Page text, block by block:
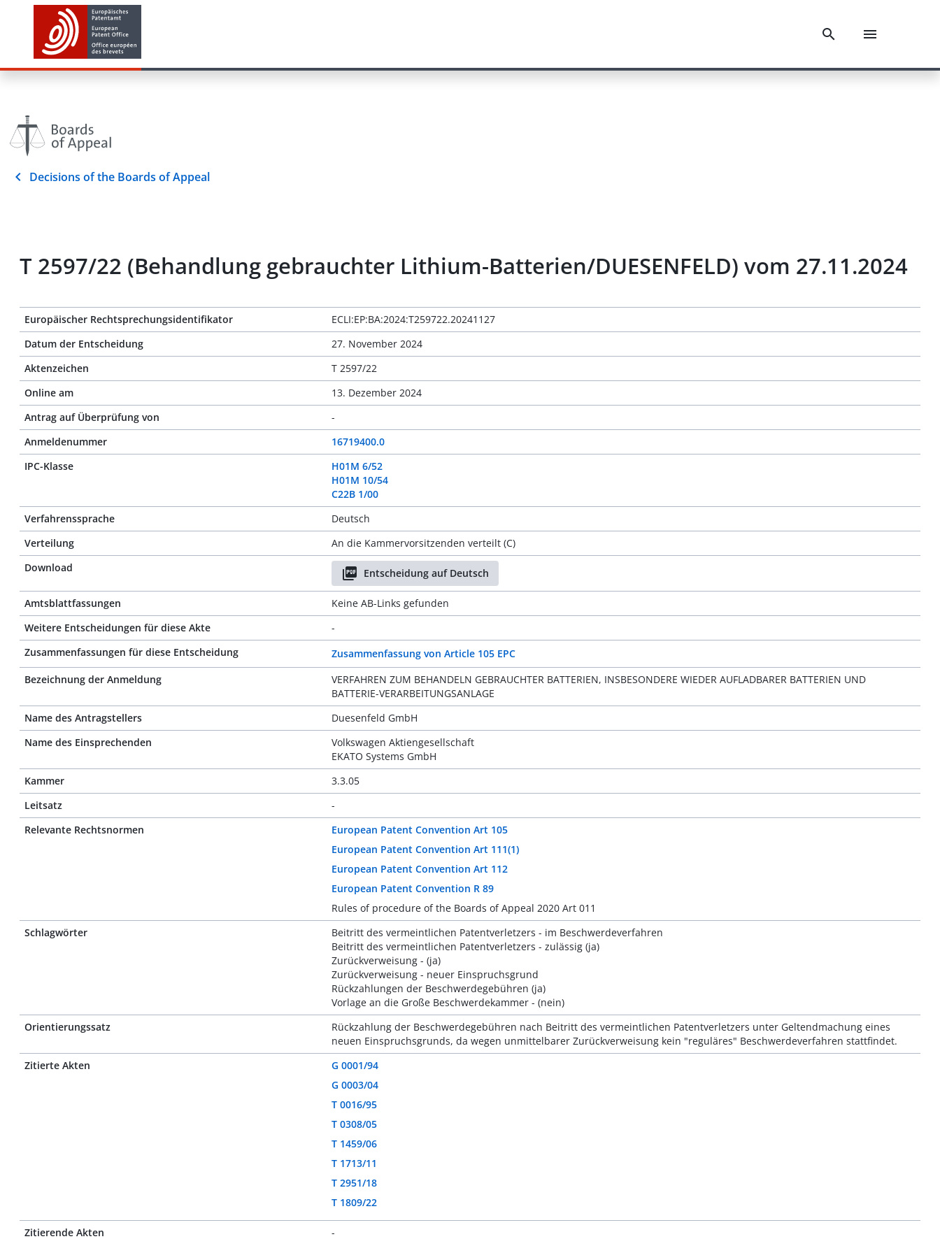
Decisions of the Boards of Appeal
T 2597/22 (Behandlung gebrauchter Lithium-Batterien/DUESENFELD) vom 27.11.2024
Europäischer Rechtsprechungsidentifikator
ECLI:EP:BA:2024:T259722.20241127
Datum der Entscheidung
27. November 2024
Aktenzeichen
T 2597/22
Online am
13. Dezember 2024
Antrag auf Überprüfung von
-
Anmeldenummer
16719400.0
IPC-Klasse
H01M 6/52
H01M 10/54
C22B 1/00
Verfahrenssprache
Deutsch
Verteilung
An die Kammervorsitzenden verteilt (C)
Download
Entscheidung auf Deutsch
Amtsblattfassungen
Keine AB-Links gefunden
Weitere Entscheidungen für diese Akte
-
Zusammenfassungen für diese Entscheidung
Zusammenfassung von Article 105 EPC
Bezeichnung der Anmeldung
VERFAHREN ZUM BEHANDELN GEBRAUCHTER BATTERIEN, INSBESONDERE WIEDER AUFLADBARER BATTERIEN UND
BATTERIE-VERARBEITUNGSANLAGE
Name des Antragstellers
Duesenfeld GmbH
Name des Einsprechenden
Volkswagen Aktiengesellschaft
EKATO Systems GmbH
Kammer
3.3.05
Leitsatz
-
Relevante Rechtsnormen
European Patent Convention Art 105
European Patent Convention Art 111(1)
European Patent Convention Art 112
European Patent Convention R 89
Rules of procedure of the Boards of Appeal 2020 Art 011
Schlagwörter
Beitritt des vermeintlichen Patentverletzers - im Beschwerdeverfahren
Beitritt des vermeintlichen Patentverletzers - zulässig (ja)
Zurückverweisung - (ja)
Zurückverweisung - neuer Einspruchsgrund
Rückzahlungen der Beschwerdegebühren (ja)
Vorlage an die Große Beschwerdekammer - (nein)
Orientierungssatz
Rückzahlung der Beschwerdegebühren nach Beitritt des vermeintlichen Patentverletzers unter Geltendmachung eines
neuen Einspruchsgrunds, da wegen unmittelbarer Zurückverweisung kein "reguläres" Beschwerdeverfahren stattfindet.
Zitierte Akten
G 0001/94
G 0003/04
T 0016/95
T 0308/05
T 1459/06
T 1713/11
T 2951/18
T 1809/22
Zitierende Akten -